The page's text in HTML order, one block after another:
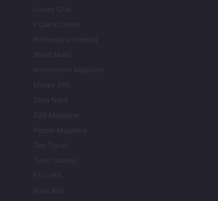
Luxury Club
Il Calcio Online
Professione mamma
World Music
Investimenti Magazine
Money 365
Zona Nerd
B2B Magazine
People Magazine
Day Travel
Tutto Gaming
ESG 365
Food Wiki